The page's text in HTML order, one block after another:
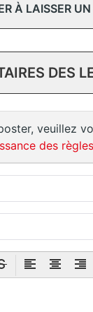
À LAISSER
DES
veuillez
des règles